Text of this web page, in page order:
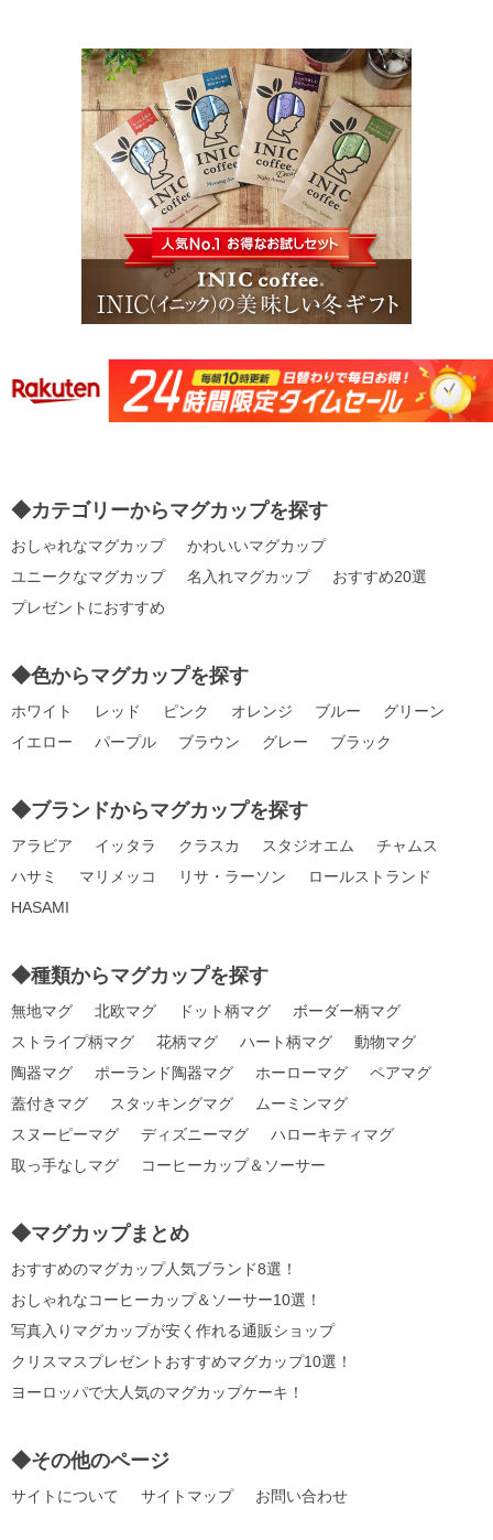
◆カテゴリーからマグカップを探す
おしゃれなマグカップ
かわいいマグカップ
ユニークなマグカップ
名入れマグカップ
おすすめ20選
プレゼントにおすすめ
◆色からマグカップを探す
ホワイト レッド ピンク オレンジ ブルー
グリーン
イエロー
パープル ブラウン グレー ブラック
◆ブランドからマグカップを探す
アラビア イッタラ クラスカ スタジオエム
チャムス
ハサミ
マリメッコ リサ・ラーソン
ロールストランド
HASAMI
◆種類からマグカップを探す
無地マグ 北欧マグ ドット柄マグ
ボーダー柄マグ
ストライプ柄マグ
花柄マグ ハート柄マグ
動物マグ
陶器マグ
ポーランド陶器マグ ホーローマグ
ペアマグ
蓋付きマグ
スタッキングマグ
ムーミンマグ
スヌーピーマグ
ディズニーマグ
ハローキティマグ
取っ手なしマグ
コーヒーカップ＆ソーサー
◆マグカップまとめ
おすすめのマグカップ人気ブランド8選！
おしゃれなコーヒーカップ＆ソーサー10選！
写真入りマグカップが安く作れる通販ショップ
クリスマスプレゼントおすすめマグカップ10選！
ヨーロッパで大人気のマグカップケーキ！
◆その他のページ
サイトについて サイトマップ お問い合わせ